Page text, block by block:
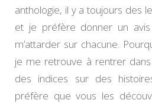
anthologie, il y a toujours des
et je préfère donner un
m’attarder sur chacune.
je me retrouve à rentrer
des indices sur des
préfère que vous les